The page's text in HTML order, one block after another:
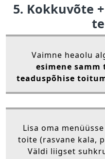
5. Kokkuvõte
Vaimne heaolu
esimene
teaduspõhise
Lisa oma
toite (rasvane kala,
Väldi liigset